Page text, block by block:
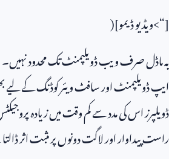
[“>ویڈیو ڈیمو](
یہ ماڈل صرف ویب ڈویلپمنٹ تک محدود نہیں۔
ایپ ڈویلپمنٹ اور سافٹ ویئر کوڈنگ کے
ڈویلپرز اس کی مدد سے کم وقت میں زیادہ
راست پیداوار اور لاگت دونوں پر مثبت اثر